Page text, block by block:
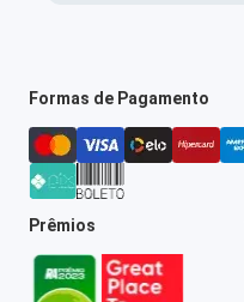
Formas de Pagamento
Prêmios